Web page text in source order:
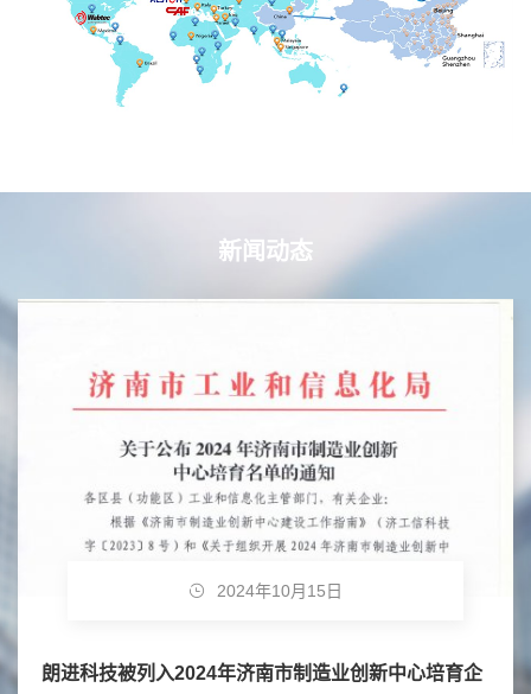
新闻动态
2024年06月11日
朗进科技两项产品荣获山东省制冷科学技术二等奖